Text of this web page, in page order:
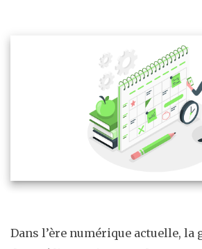
Dans l’ère numérique actuelle, la